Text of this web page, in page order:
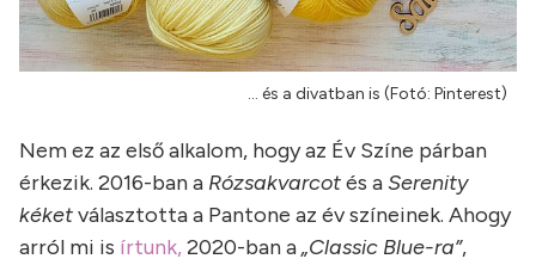
... és a divatban is (Fotó: Pinterest)
Nem ez az első alkalom, hogy az Év Színe párban
érkezik. 2016-ban a Rózsakvarcotés aSerenity
kéketválasztotta a Pantone az év színeinek. Ahogy
arról mi is írtunk,2020-ban a„Classic Blue-ra”,